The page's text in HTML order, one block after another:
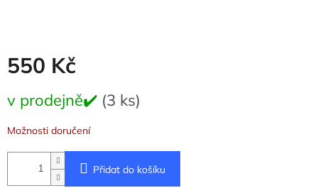
550 Kč
cena:
v prodejně✔️ (3 ks)
Možnosti doručení
Přidat do košíku